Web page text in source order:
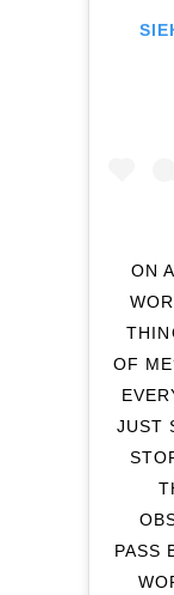
ON
OF
JUST
PASS